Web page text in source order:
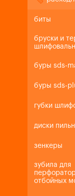
биты
бруски и
буры sds-
буры sds-
губки
диски
зенкеры
зубила для
отбойных